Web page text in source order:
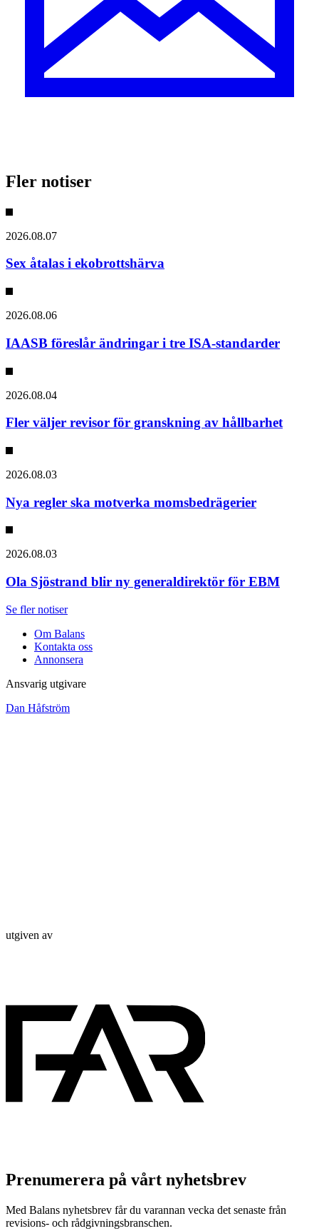
Fler notiser
2026.08.07
Sex åtalas i ekobrottshärva
2026.08.06
IAASB föreslår ändringar i tre ISA-standarder
2026.08.04
Fler väljer revisor för granskning av hållbarhet
2026.08.03
Nya regler ska motverka momsbedrägerier
2026.08.03
Ola Sjöstrand blir ny generaldirektör för EBM
Se fler notiser
Om Balans
Kontakta oss
Annonsera
Ansvarig utgivare
Dan Håfström
utgiven av
Prenumerera på vårt nyhetsbrev
Med Balans nyhetsbrev får du varannan vecka det senaste från
revisions- och rådgivningsbranschen.